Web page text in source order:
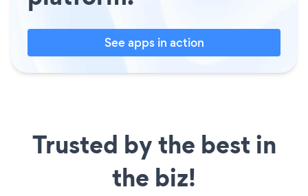
See apps in action
Trusted by the best in
the biz!